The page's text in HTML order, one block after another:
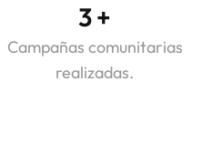
3+
Campañas comunitarias
realizadas.